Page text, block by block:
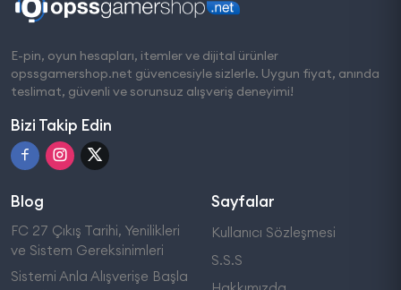
E-pin, oyun hesapları, itemler ve dijital ürünler
opssgamershop.net güvencesiyle sizlerle. Uygun fiyat, anında
teslimat, güvenli ve sorunsuz alışveriş deneyimi!
Bizi Takip Edin
Blog
FC 27 Çıkış Tarihi, Yenilikleri
ve Sistem Gereksinimleri
Sistemi Anla Alışverişe Başla
Sayfalar
Kullanıcı Sözleşmesi
S.S.S